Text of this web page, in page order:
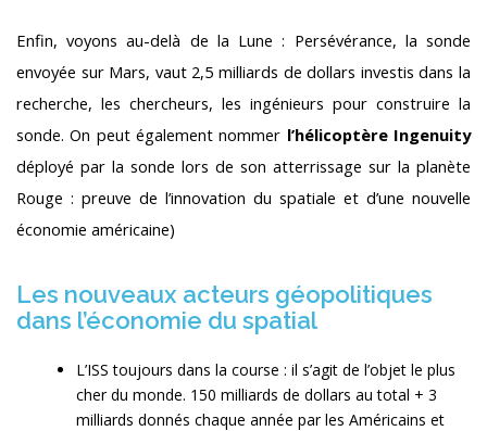
Enfin, voyons au-delà de la Lune : Persévérance, la sonde
envoyée sur Mars, vaut 2,5 milliards de dollars investis dans la
recherche, les chercheurs, les ingénieurs pour construire la
sonde. On peut également nommer l’hélicoptère Ingenuity
déployé par la sonde lors de son atterrissage sur la planète
Rouge : preuve de l’innovation du spatiale et d’une nouvelle
économie américaine)
Les nouveaux acteurs géopolitiques
dans l’économie du spatial
L’ISS toujours dans la course : il s’agit de l’objet le plus
cher du monde. 150 milliards de dollars au total + 3
milliards donnés chaque année par les Américains et